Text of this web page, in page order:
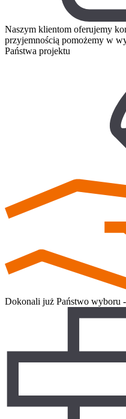
Naszym klientom oferujemy
przyjemnością pomożemy w
Państwa projektu
Dokonali już Państwo wyboru